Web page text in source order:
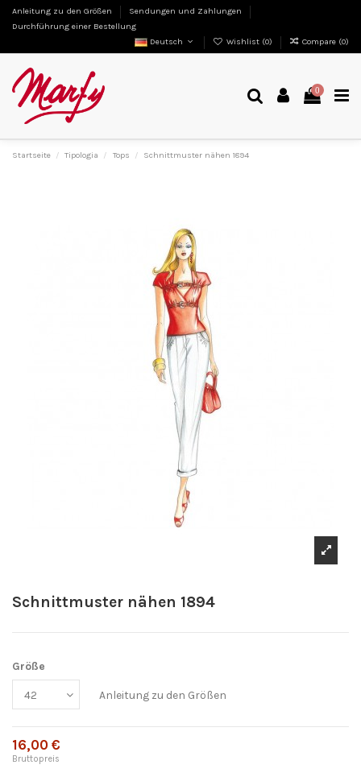
Anleitung zu den Größen
Sendungen und Zahlungen
Durchführung einer Bestellung
Deutsch
Wishlist (0) Compare (0)
0
Startseite Tipologia Tops Schnittmuster nähen 1894
Schnittmuster nähen 1894
Größe
Anleitung zu den Größen
16,00 €
Bruttopreis